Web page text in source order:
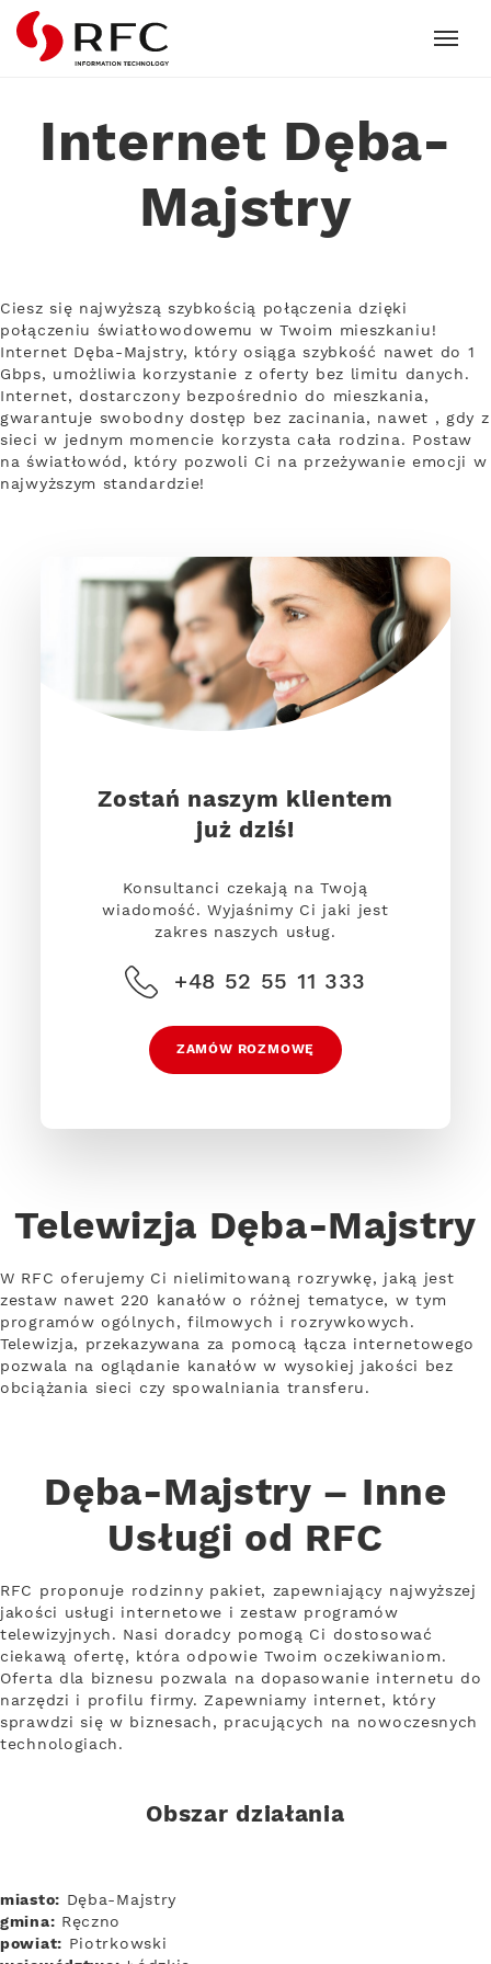
RFC
Internet Dęba-
Majstry
Ciesz się najwyższą szybkością połączenia dzięki
połączeniu światłowodowemu w Twoim mieszkaniu!
Internet Dęba-Majstry, który osiąga szybkość nawet do 1
Gbps, umożliwia korzystanie z oferty bez limitu danych.
Internet, dostarczony bezpośrednio do mieszkania,
gwarantuje swobodny dostęp bez zacinania, nawet , gdy z
sieci w jednym momencie korzysta cała rodzina. Postaw
na światłowód, który pozwoli Ci na przeżywanie emocji w
najwyższym standardzie!
Zostań naszym klientem
już dziś!
Konsultanci czekają na Twoją
wiadomość. Wyjaśnimy Ci jaki jest
zakres naszych usług.
+48 52 55 11 333
ZAMÓW ROZMOWĘ
Telewizja Dęba-Majstry
W RFC oferujemy Ci nielimitowaną rozrywkę, jaką jest
zestaw nawet 220 kanałów o różnej tematyce, w tym
programów ogólnych, filmowych i rozrywkowych.
Telewizja, przekazywana za pomocą łącza internetowego
pozwala na oglądanie kanałów w wysokiej jakości bez
obciążania sieci czy spowalniania transferu.
Dęba-Majstry – Inne
Usługi od RFC
RFC proponuje rodzinny pakiet, zapewniający najwyższej
jakości usługi internetowe i zestaw programów
telewizyjnych. Nasi doradcy pomogą Ci dostosować
ciekawą ofertę, która odpowie Twoim oczekiwaniom.
Oferta dla biznesu pozwala na dopasowanie internetu do
narzędzi i profilu firmy. Zapewniamy internet, który
sprawdzi się w biznesach, pracujących na nowoczesnych
technologiach.
Obszar działania
miasto: Dęba-Majstry
gmina: Ręczno
powiat: Piotrkowski